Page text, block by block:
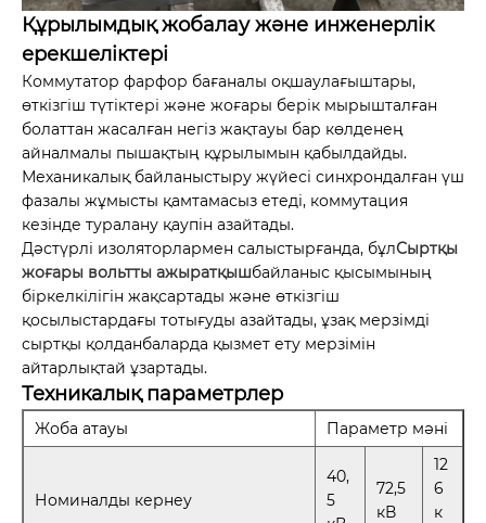
Құрылымдық жобалау және инженерлік
ерекшеліктері
Коммутатор фарфор бағаналы оқшаулағыштары,
өткізгіш түтіктері және жоғары берік мырышталған
болаттан жасалған негіз жақтауы бар көлденең
айналмалы пышақтың құрылымын қабылдайды.
Механикалық байланыстыру жүйесі синхрондалған үш
фазалы жұмысты қамтамасыз етеді, коммутация
кезінде туралану қаупін азайтады.
Дәстүрлі изоляторлармен салыстырғанда, бұлСыртқы
жоғары вольтты ажыратқышбайланыс қысымының
біркелкілігін жақсартады және өткізгіш
қосылыстардағы тотығуды азайтады, ұзақ мерзімді
сыртқы қолданбаларда қызмет ету мерзімін
айтарлықтай ұзартады.
Техникалық параметрлер
Жоба атауы Параметр мәні
Номиналды кернеу
40,
5
72,5
кВ
12
6
к